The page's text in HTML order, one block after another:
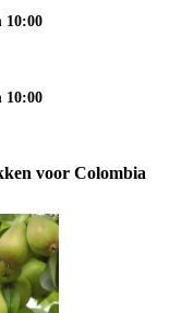
10:00
10:00
voor Colombia